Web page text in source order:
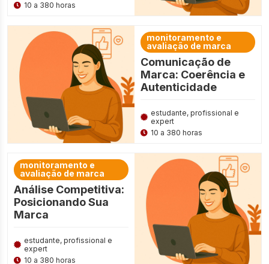
10 a 380 horas
monitoramento e
avaliação de marca
Comunicação de
Marca: Coerência e
Autenticidade
estudante, profissional e
expert
10 a 380 horas
monitoramento e
avaliação de marca
Análise Competitiva:
Posicionando Sua
Marca
estudante, profissional e
expert
10 a 380 horas